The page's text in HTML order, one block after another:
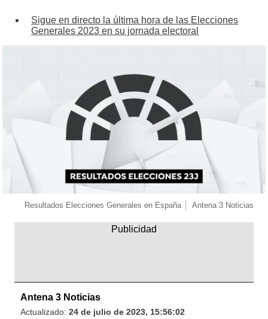
Sigue en directo la última hora de las Elecciones
Generales 2023 en su jornada electoral
Resultados Elecciones Generales en España Antena 3 Noticias
Antena 3 Noticias
Actualizado: 24 de julio de 2023, 15:56:02